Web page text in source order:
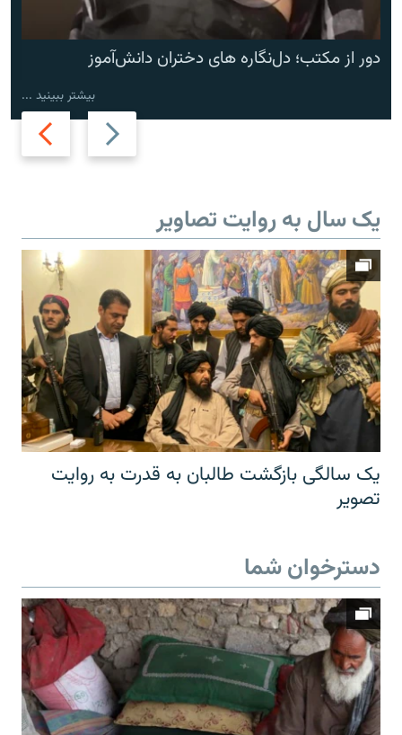
Previous
slide
Next
slide
دور از مکتب؛ دل‌نگاره های دختران دانش‌آموز
بیشتر ببینید ...
یک سال به روایت تصاویر
یک سالگی بازگشت طالبان به قدرت به روایت
تصویر
دسترخوان شما